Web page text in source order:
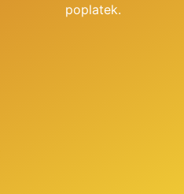
poplatek.